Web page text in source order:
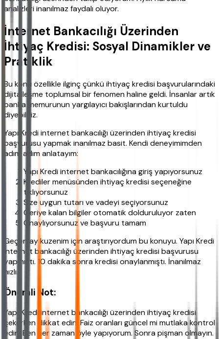
analizleri inanılmaz faydalı oluyor.
İnternet Bankacılığı Üzerinden
İhtiyaç Kredisi: Sosyal Dinamikler ve
Pratiklik
Bu konu özellikle ilginç çünkü ihtiyaç kredisi başvurularındaki
dijitalleşme toplumsal bir fenomen haline geldi. İnsanlar artık
banka memurunun yargılayıcı bakışlarından kurtuldu
diyebiliriz.
Yapı Kredi internet bankacılığı üzerinden ihtiyaç kredisi
başvurusu yapmak inanılmaz basit. Kendi deneyimimden
adım adım anlatayım:
Yapı Kredi internet bankacılığına giriş yapıyorsunuz
Krediler menüsünden ihtiyaç kredisi seçeneğine
tıklıyorsunuz
Size uygun tutarı ve vadeyi seçiyorsunuz
Geriye kalan bilgiler otomatik dolduruluyor zaten
Onaylıyorsunuz ve başvuru tamam
Geçen ay kuzenim için araştırıyordum bu konuyu. Yapı Kredi
internet bankacılığı üzerinden ihtiyaç kredisi başvurusu
yapmıştı. 10 dakika sonra kredisi onaylanmıştı. İnanılmaz
hızlı.
Önemli Not:
Yapı Kredi internet bankacılığı üzerinden ihtiyaç kredisi
çekerken dikkat edin. Faiz oranları güncel mi mutlaka kontrol
edin. Ben her zaman öyle yapıyorum. Sonra pişman olmayın.